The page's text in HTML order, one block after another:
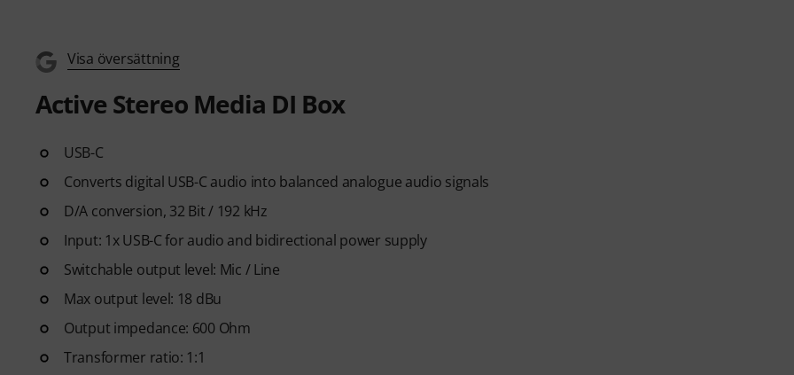
Visa översättning
Active Stereo Media DI Box
USB-C
Converts digital USB-C audio into balanced analogue audio signals
D/A conversion, 32 Bit / 192 kHz
Input: 1x USB-C for audio and bidirectional power supply
Switchable output level: Mic / Line
Max output level: 18 dBu
Output impedance: 600 Ohm
Transformer ratio: 1:1